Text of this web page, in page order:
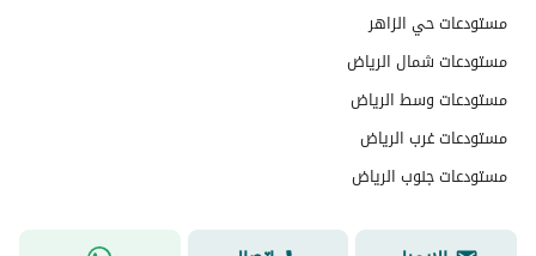
حدود واطوال العقار
الضمانات والمدة
قنوات الاعلان
هل يوجد اي التزام على
العقار ؟
مستودعات حي الزاهر
مستودعات شمال الرياض
مستودعات وسط الرياض
مستودعات غرب الرياض
مستودعات جنوب الرياض